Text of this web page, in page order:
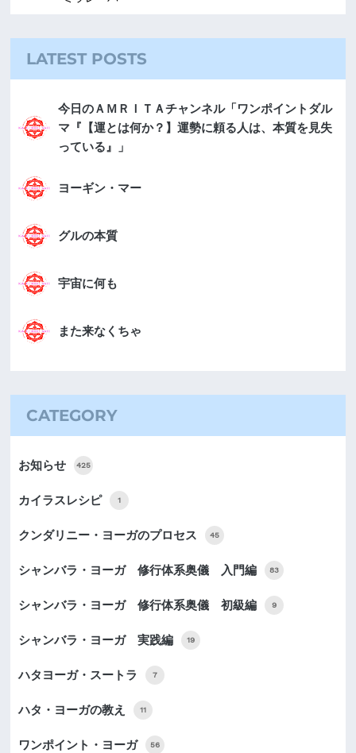
LATEST POSTS
今日のＡＭＲＩＴＡチャンネル「ワンポイントダル
マ『【運とは何か？】運勢に頼る人は、本質を見失
っている』」
ヨーギン・マー
グルの本質
宇宙に何も
また来なくちゃ
CATEGORY
お知らせ 425
カイラスレシピ 1
クンダリニー・ヨーガのプロセス 45
シャンバラ・ヨーガ 修行体系奥儀 入門編 83
シャンバラ・ヨーガ 修行体系奥儀 初級編 9
シャンバラ・ヨーガ 実践編 19
ハタヨーガ・スートラ 7
ハタ・ヨーガの教え 11
ワンポイント・ヨーガ 56